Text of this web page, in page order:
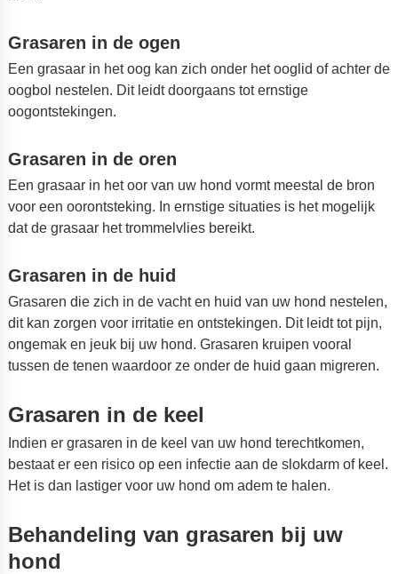
Grasaren in de ogen
Een grasaar in het oog kan zich onder het ooglid of achter de
oogbol nestelen. Dit leidt doorgaans tot ernstige
oogontstekingen.
Grasaren in de oren
Een grasaar in het oor van uw hond vormt meestal de bron
voor een oorontsteking. In ernstige situaties is het mogelijk
dat de grasaar het trommelvlies bereikt.
Grasaren in de huid
Grasaren die zich in de vacht en huid van uw hond nestelen,
dit kan zorgen voor irritatie en ontstekingen. Dit leidt tot pijn,
ongemak en jeuk bij uw hond. Grasaren kruipen vooral
tussen de tenen waardoor ze onder de huid gaan migreren.
Grasaren in de keel
Indien er grasaren in de keel van uw hond terechtkomen,
bestaat er een risico op een infectie aan de slokdarm of keel.
Het is dan lastiger voor uw hond om adem te halen.
Behandeling van grasaren bij uw
hond